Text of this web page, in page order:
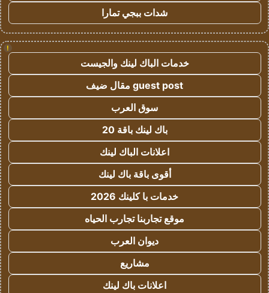
شدات ببجي تمارا
!
خدمات الباك لينك والجيست
guest post مقال ضيف
سوق العرب
باك لينك باقة 20
اعلانات الباك لينك
أقوى باقة باك لينك
خدمات با كلينك 2026
موقع تجاربنا تجارب الحياه
ديوان العرب
مشاريع
اعلانات باك لينك